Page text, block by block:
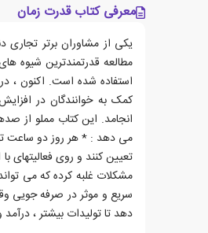
معرفی کتاب قدرت زمان
مطالعه قدرتمندترین شیوه
استفاده شده است. اکنون ،
کمک به خوانندگان در
انجامد. این کتاب مملو از
می دهد : * هر روز دو ساعت
تعیین کنند و روی فعالیتهای با
مشکلات غلبه کرده که می
سریع و موثر در صرفه جویی
دهد تا تولیدات بیشتر ،